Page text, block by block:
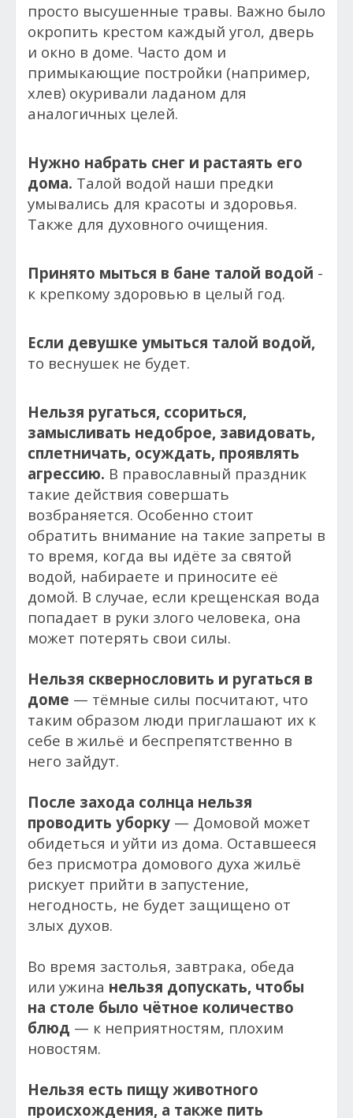
просто высушенные травы. Важно было
окропить крестом каждый угол, дверь
и окно в доме. Часто дом и
примыкающие постройки (например,
хлев) окуривали ладаном для
аналогичных целей.
Нужно набрать снег и растаять его
дома. Талой водой наши предки
умывались для красоты и здоровья.
Также для духовного очищения.
Принято мыться в бане талой водой -
к крепкому здоровью в целый год.
Если девушке умыться талой водой,
то веснушек не будет.
Нельзя ругаться, ссориться,
замысливать недоброе, завидовать,
сплетничать, осуждать, проявлять
агрессию. В православный праздник
такие действия совершать
возбраняется. Особенно стоит
обратить внимание на такие запреты в
то время, когда вы идёте за святой
водой, набираете и приносите её
домой. В случае, если крещенская вода
попадает в руки злого человека, она
может потерять свои силы.
Нельзя сквернословить и ругаться в
доме — тёмные силы посчитают, что
таким образом люди приглашают их к
себе в жильё и беспрепятственно в
него зайдут.
После захода солнца нельзя
проводить уборку — Домовой может
обидеться и уйти из дома. Оставшееся
без присмотра домового духа жильё
рискует прийти в запустение,
негодность, не будет защищено от
злых духов.
Во время застолья, завтрака, обеда
или ужина нельзя допускать, чтобы
на столе было чётное количество
блюд — к неприятностям, плохим
новостям.
Нельзя есть пищу животного
происхождения, а также пить